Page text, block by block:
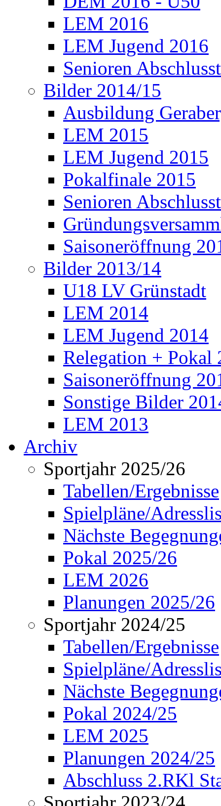
LEM 2016
LEM Jugend 2016
Senioren
Bilder 2014/15
Ausbildung
LEM 2015
LEM Jugend 2015
Pokalfinale 2015
Senioren
Saisoneröffnung
Bilder 2013/14
U18 LV Grünstadt
LEM 2014
LEM Jugend 2014
Relegation + Pokal
Saisoneröffnung
Sonstige Bilder
LEM 2013
Archiv
Sportjahr 2025/26
Tabellen/Ergebnisse
Spielpläne/
Nächste
Pokal 2025/26
LEM 2026
Planungen 2025/26
Sportjahr 2024/25
Tabellen/Ergebnisse
Spielpläne/
Nächste
Pokal 2024/25
LEM 2025
Planungen 2024/25
Abschluss 2.RKl